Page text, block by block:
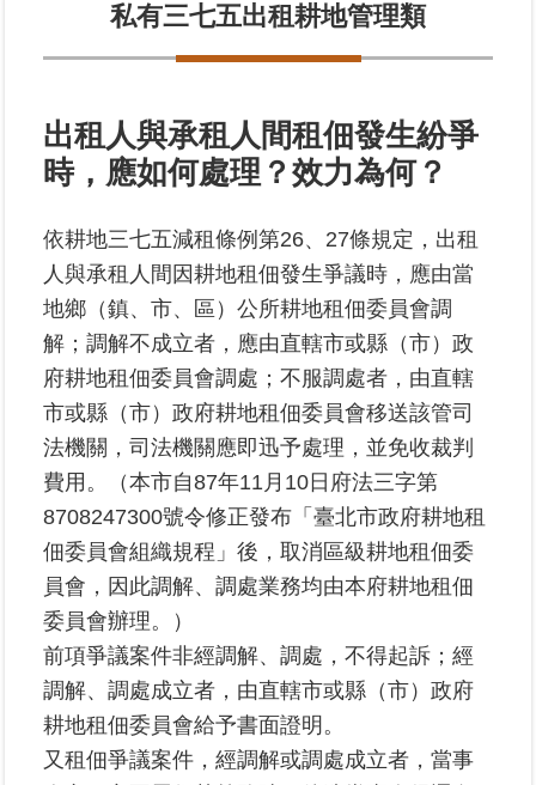
告
資
訊
業
務
專
區
線
上
查
詢
網
路
申
辦
業
者
專
區
私有三七五出租耕地管理類
出租人與承租人間租佃發生紛爭
時，應如何處理？效力為何？
依耕地三七五減租條例第26、27條規定，出租
人與承租人間因耕地租佃發生爭議時，應由當
地鄉（鎮、市、區）公所耕地租佃委員會調
解；調解不成立者，應由直轄市或縣（市）政
府耕地租佃委員會調處；不服調處者，由直轄
市或縣（市）政府耕地租佃委員會移送該管司
法機關，司法機關應即迅予處理，並免收裁判
費用。（本市自87年11月10日府法三字第
8708247300號令修正發布「臺北市政府耕地租
佃委員會組織規程」後，取消區級耕地租佃委
員會，因此調解、調處業務均由本府耕地租佃
委員會辦理。）
前項爭議案件非經調解、調處，不得起訴；經
調解、調處成立者，由直轄市或縣（市）政府
耕地租佃委員會給予書面證明。
又租佃爭議案件，經調解或調處成立者，當事